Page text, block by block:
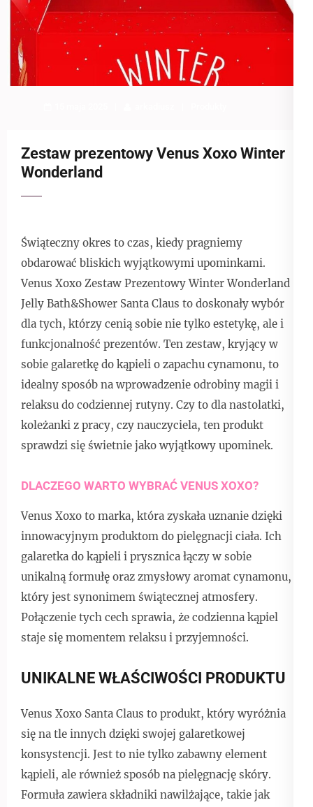
Zestaw prezentowy Venus Xoxo Winter
Wonderland
Świąteczny okres to czas, kiedy pragniemy
obdarować bliskich wyjątkowymi upominkami.
Venus Xoxo Zestaw Prezentowy Winter Wonderland
Jelly Bath&Shower Santa Claus to doskonały wybór
dla tych, którzy cenią sobie nie tylko estetykę, ale i
funkcjonalność prezentów. Ten zestaw, kryjący w
sobie galaretkę do kąpieli o zapachu cynamonu, to
idealny sposób na wprowadzenie odrobiny magii i
relaksu do codziennej rutyny. Czy to dla nastolatki,
koleżanki z pracy, czy nauczyciela, ten produkt
sprawdzi się świetnie jako wyjątkowy upominek.
DLACZEGO WARTO WYBRAĆ VENUS XOXO?
Venus Xoxo to marka, która zyskała uznanie dzięki
innowacyjnym produktom do pielęgnacji ciała. Ich
galaretka do kąpieli i prysznica łączy w sobie
unikalną formułę oraz zmysłowy aromat cynamonu,
który jest synonimem świątecznej atmosfery.
Połączenie tych cech sprawia, że codzienna kąpiel
staje się momentem relaksu i przyjemności.
UNIKALNE WŁAŚCIWOŚCI PRODUKTU
Venus Xoxo Santa Claus to produkt, który wyróżnia
się na tle innych dzięki swojej galaretkowej
konsystencji. Jest to nie tylko zabawny element
kąpieli, ale również sposób na pielęgnację skóry.
Formuła zawiera składniki nawilżające, takie jak